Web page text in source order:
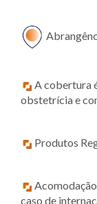
A cobertura
obstetrícia e
Produtos
caso de